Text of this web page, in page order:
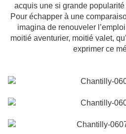
acquis une si grande popularité
Pour échapper à une
imagina de renouveler
moitié aventurier, moitié valet,
exprimer ce